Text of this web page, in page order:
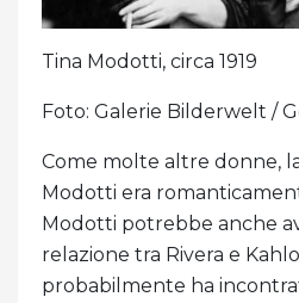
Tina Modotti, circa 1919
Foto: Galerie Bilderwelt /
Come molte altre donne,
Modotti era
Modotti potrebbe anche
relazione tra Rivera e
probabilmente ha